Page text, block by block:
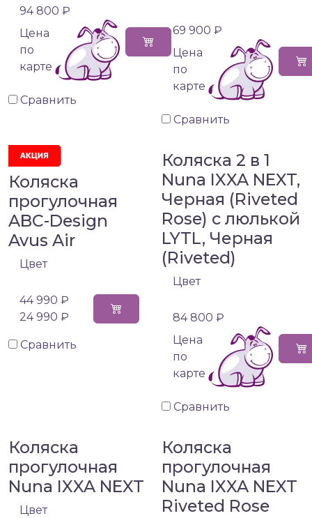
94 800 ₽
Цена
по
карте
Сравнить
69 900 ₽
Цена
по
карте
Сравнить
Коляска
прогулочная
ABC-Design
Avus Air
Цвет
44 990 ₽
24 990 ₽
Сравнить
Коляска 2 в 1
Nuna IXXA NEXT,
Черная (Riveted
Rose) с люлькой
LYTL, Черная
(Riveted)
Цвет
84 800 ₽
Цена
по
карте
Сравнить
Коляска
прогулочная
Nuna IXXA NEXT
Цвет
Коляска
прогулочная
Nuna IXXA NEXT
Riveted Rose